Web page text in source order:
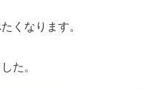
くなります。
た。